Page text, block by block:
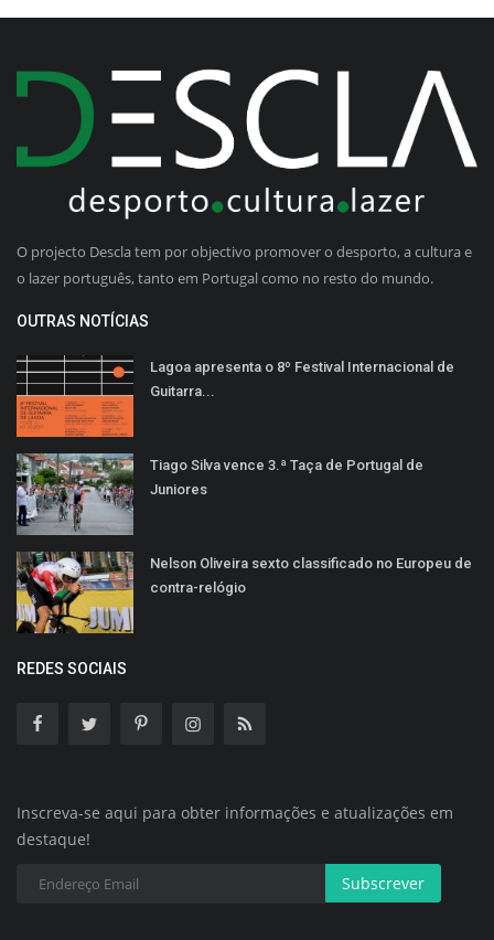
O projecto Descla tem por objectivo promover o desporto, a cultura e
o lazer português, tanto em Portugal como no resto do mundo.
OUTRAS NOTÍCIAS
Lagoa apresenta o 8º Festival Internacional de
Guitarra...
Tiago Silva vence 3.ª Taça de Portugal de
Juniores
Nelson Oliveira sexto classificado no Europeu de
contra-relógio
REDES SOCIAIS
Inscreva-se aqui para obter informações e atualizações em
destaque!
Subscrever